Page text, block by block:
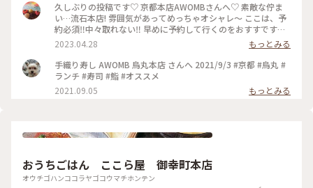
久しぶりの投稿です♡ 京都本店AWOMBさんへ♡ 素敵な佇ま
い…流石本店! 雰囲気があってめっちゃオシャレ〜 ここは、予
約必須‼︎中々取れない‼︎ 早めに予約して行くのをおすすです♡
GW人すごそうですね… #京都 #AWOMB #烏丸本店 #手織り寿
司
2023.04.28
もっとみる
手織り寿し AWOMB 烏丸本店 さんへ 2021/9/3 #京都 #烏丸 #
ランチ #寿司 #鮨 #オススメ
2021.09.05
もっとみる
おうちごはん ここら屋 御幸町本店
オウチゴハンココラヤゴコウマチホンテン